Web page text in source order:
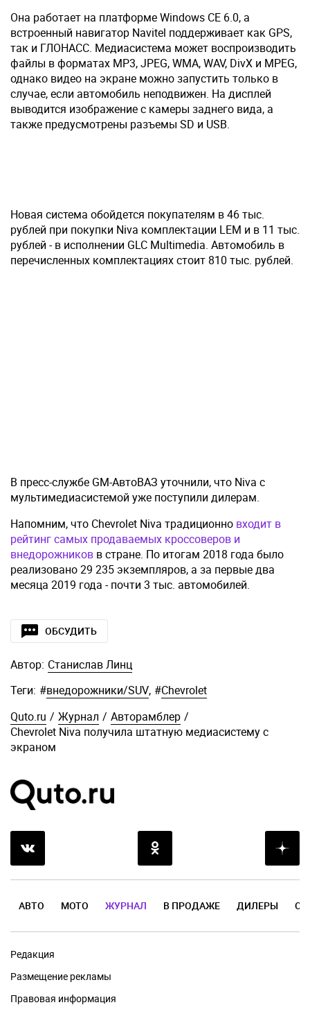
Она работает на платформе Windows CE 6.0, а
встроенный навигатор Navitel поддерживает как GPS,
так и ГЛОНАСС. Медиасистема может воспроизводить
файлы в форматах MP3, JPEG, WMA, WAV, DivX и MPEG,
однако видео на экране можно запустить только в
случае, если автомобиль неподвижен. На дисплей
выводится изображение с камеры заднего вида, а
также предусмотрены разъемы SD и USB.
Новая система обойдется покупателям в 46 тыс.
рублей при покупки Niva комплектации LEM и в 11 тыс.
рублей - в исполнении GLC Multimedia. Автомобиль в
перечисленных комплектациях стоит 810 тыс. рублей.
В пресс-службе GM-АвтоВАЗ уточнили, что Niva с
мультимедиасистемой уже поступили дилерам.
Напомним, что Chevrolet Niva традиционно входит в
рейтинг самых продаваемых кроссоверов и
внедорожников в стране. По итогам 2018 года было
реализовано 29 235 экземпляров, а за первые два
месяца 2019 года - почти 3 тыс. автомобилей.
ОБСУДИТЬ
Автор: Станислав Линц
Теги: #внедорожники/SUV, #Chevrolet
Quto.ru / Журнал / Авторамблер /
Chevrolet Niva получила штатную медиасистему с
экраном
АВТО МОТО ЖУРНАЛ В ПРОДАЖЕ ДИЛЕРЫ
Редакция
Размещение рекламы
Правовая информация